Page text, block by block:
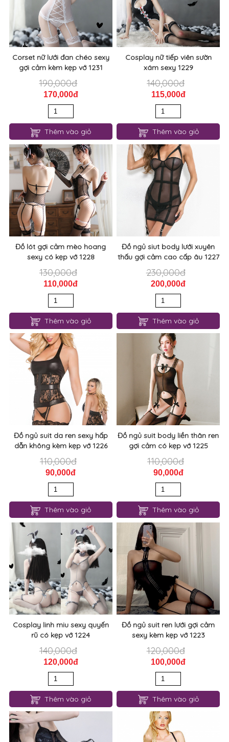
Corset nữ lưới đan chéo sexy
gợi cảm kèm kẹp vớ 1231
190,000đ
170,000đ
Thêm vào giỏ
Cosplay nữ tiếp viên sườn
xám sexy 1229
140,000đ
115,000đ
Thêm vào giỏ
Đồ lót gợi cảm mèo hoang
sexy có kẹp vớ 1228
130,000đ
110,000đ
Thêm vào giỏ
Đồ ngủ siut body lưới xuyên
thấu gợi cảm cao cấp âu 1227
230,000đ
200,000đ
Thêm vào giỏ
Đồ ngủ suit da ren sexy hấp
dẫn không kèm kẹp vớ 1226
110,000đ
90,000đ
Thêm vào giỏ
Đồ ngủ suit body liền thân ren
gợi cảm có kẹp vớ 1225
110,000đ
90,000đ
Thêm vào giỏ
Cosplay linh miu sexy quyến
rũ có kẹp vớ 1224
140,000đ
120,000đ
Thêm vào giỏ
Đồ ngủ suit ren lưới gợi cảm
sexy kèm kẹp vớ 1223
120,000đ
100,000đ
Thêm vào giỏ